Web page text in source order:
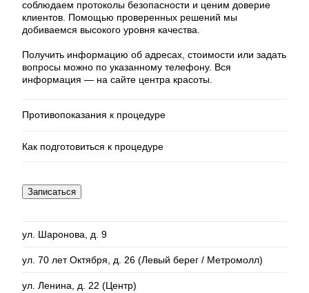
соблюдаем протоколы безопасности и ценим доверие
клиентов. Помощью проверенных решений мы
добиваемся высокого уровня качества.
Получить информацию об адресах, стоимости или задать
вопросы можно по указанному телефону. Вся
информация — на сайте центра красоты.
Противопоказания к процедуре
Эпилепсия;
Онкологические заболевания;
Тяжелые системные и аутоиммунные
Кисты яичников (если имеется запрет на
Беременность;
Период лактации (первые 3-4 месяца);
Как подготовиться к процедуре
Длина волос должна быть до 1 мм;
За 2-3 недели до процедуры следует отказаться
Записаться
ул. Шаронова, д. 9
ул. 70 лет Октября, д. 26 (Левый берег / Метромолл)
ул. Ленина, д. 22 (Центр)